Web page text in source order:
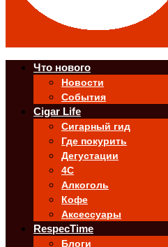
Что нового
Новости
События
Cigar Life
Сигарный гид
Где покурить
Дегустации
4C
Алкоголь
Кофе
Аксессуары
RespecTime
Блоги